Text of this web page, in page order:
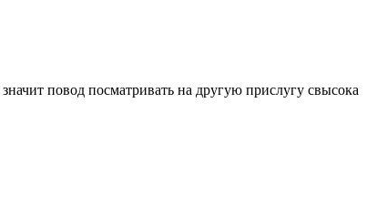
повод посматривать на другую прислугу свысока